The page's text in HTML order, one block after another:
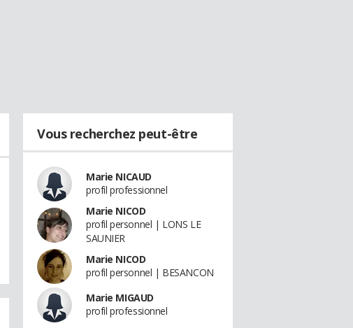
Vous recherchez peut-être
Marie NICAUD
profil professionnel
Marie NICOD
profil personnel | LONS LE
SAUNIER
Marie NICOD
profil personnel | BESANCON
Marie MIGAUD
profil professionnel